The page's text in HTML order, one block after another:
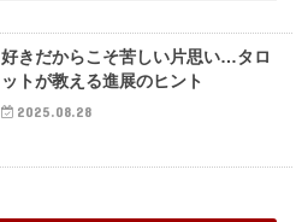
好きだからこそ苦しい片思い…タロ
ットが教える進展のヒント
2025.08.28